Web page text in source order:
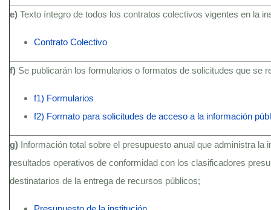
e) Texto íntegro de todos los contratos colectivos vigentes en la
Contrato Colectivo
f) Se publicarán los formularios o formatos de solicitudes que se
f1) Formularios
f2) Formato para solicitudes de acceso a la información
g) Información total sobre el presupuesto anual que administra
resultados operativos de conformidad con los clasificadores
destinatarios de la entrega de recursos públicos;